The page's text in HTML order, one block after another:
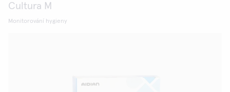
Cultura M
Monitorování hygieny